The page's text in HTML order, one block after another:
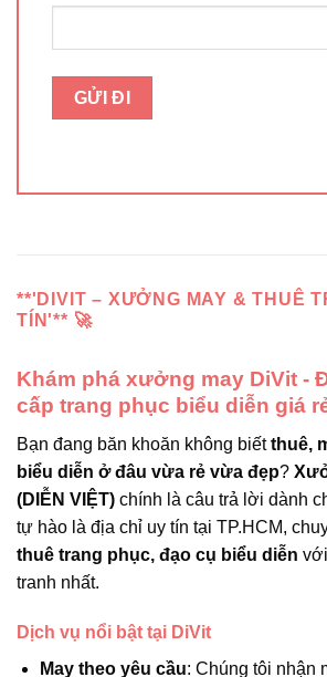
**'DIVIT – XƯỞNG MAY & THUÊ
TÍN'** 🚀
Khám phá xưởng may DiVit -
cấp trang phục biểu diễn giá
Bạn đang băn khoăn không biếtthuê,
biểu diễn ở đâu vừa rẻ vừa đẹp?
(DIỄN VIỆT) chính là câu trả lời dành
tự hào là địa chỉ uy tín tại TP.HCM,
thuê trang phục, đạo cụ biểu diễn
tranh nhất.
Dịch vụ nổi bật tại DiVit
May theo yêu cầu: Chúng tôi nhận